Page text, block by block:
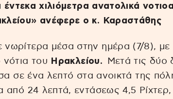
έντεκα χιλιόμετρα ανατολικά
ανέφερε ο κ. Καραστάθης
νωρίτερα μέσα στην ημέρα (7/8), με
νότια του Ηρακλείου. Μετά τις δύο
σε ένα λεπτό στα ανοικτά της
από 24 λεπτά, εντάσεως 4,5